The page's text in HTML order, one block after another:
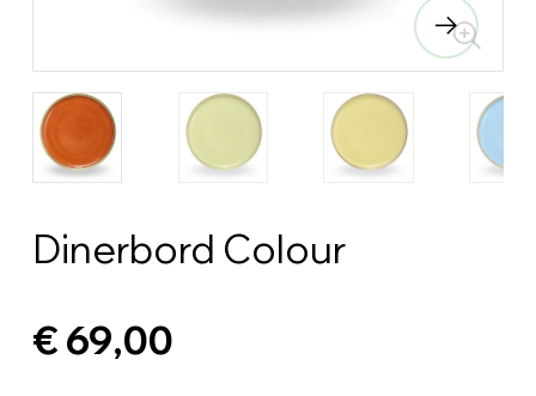
Dinerbord Colour
€ 69,00